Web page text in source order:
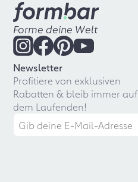
Forme deine Welt
Newsletter
Profitiere von exklusiven
Rabatten & bleib immer auf
dem Laufenden!